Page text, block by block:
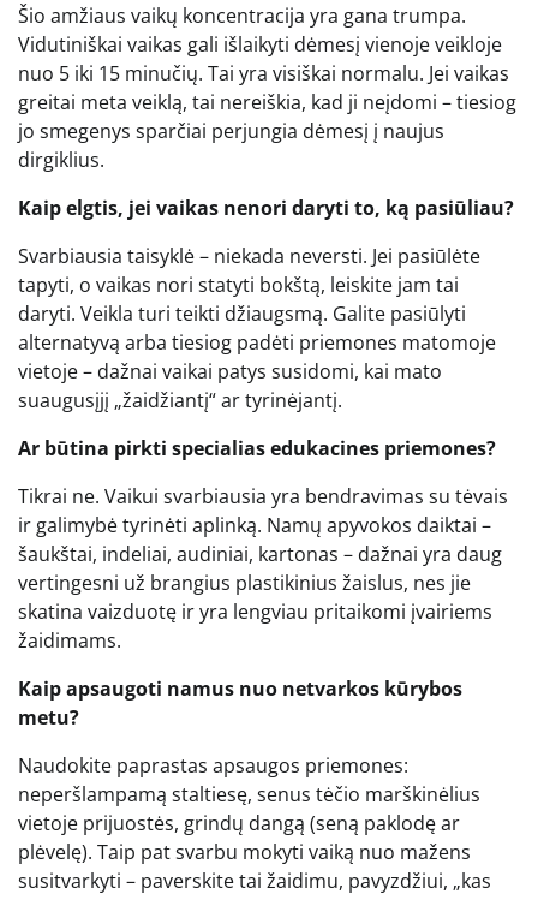
Šio amžiaus vaikų koncentracija yra gana trumpa.
Vidutiniškai vaikas gali išlaikyti dėmesį vienoje veikloje
nuo 5 iki 15 minučių. Tai yra visiškai normalu. Jei vaikas
greitai meta veiklą, tai nereiškia, kad ji neįdomi – tiesiog
jo smegenys sparčiai perjungia dėmesį į naujus
dirgiklius.
Kaip elgtis, jei vaikas nenori daryti to, ką pasiūliau?
Svarbiausia taisyklė – niekada neversti. Jei pasiūlėte
tapyti, o vaikas nori statyti bokštą, leiskite jam tai
daryti. Veikla turi teikti džiaugsmą. Galite pasiūlyti
alternatyvą arba tiesiog padėti priemones matomoje
vietoje – dažnai vaikai patys susidomi, kai mato
suaugusįjį „žaidžiantį“ ar tyrinėjantį.
Ar būtina pirkti specialias edukacines priemones?
Tikrai ne. Vaikui svarbiausia yra bendravimas su tėvais
ir galimybė tyrinėti aplinką. Namų apyvokos daiktai –
šaukštai, indeliai, audiniai, kartonas – dažnai yra daug
vertingesni už brangius plastikinius žaislus, nes jie
skatina vaizduotę ir yra lengviau pritaikomi įvairiems
žaidimams.
Kaip apsaugoti namus nuo netvarkos kūrybos
metu?
Naudokite paprastas apsaugos priemones:
neperšlampamą staltiesę, senus tėčio marškinėlius
vietoje prijuostės, grindų dangą (seną paklodę ar
plėvelę). Taip pat svarbu mokyti vaiką nuo mažens
susitvarkyti – paverskite tai žaidimu, pavyzdžiui, „kas